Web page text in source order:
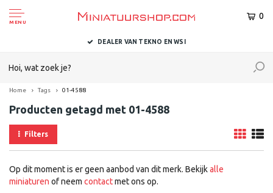
MENU
0
DEALER VAN TEKNO EN WSI
Home Tags 01-4588
Producten getagd met 01-4588
Filters
Op dit moment is er geen aanbod van dit merk. Bekijkalle
miniaturen of neem contactmet ons op.